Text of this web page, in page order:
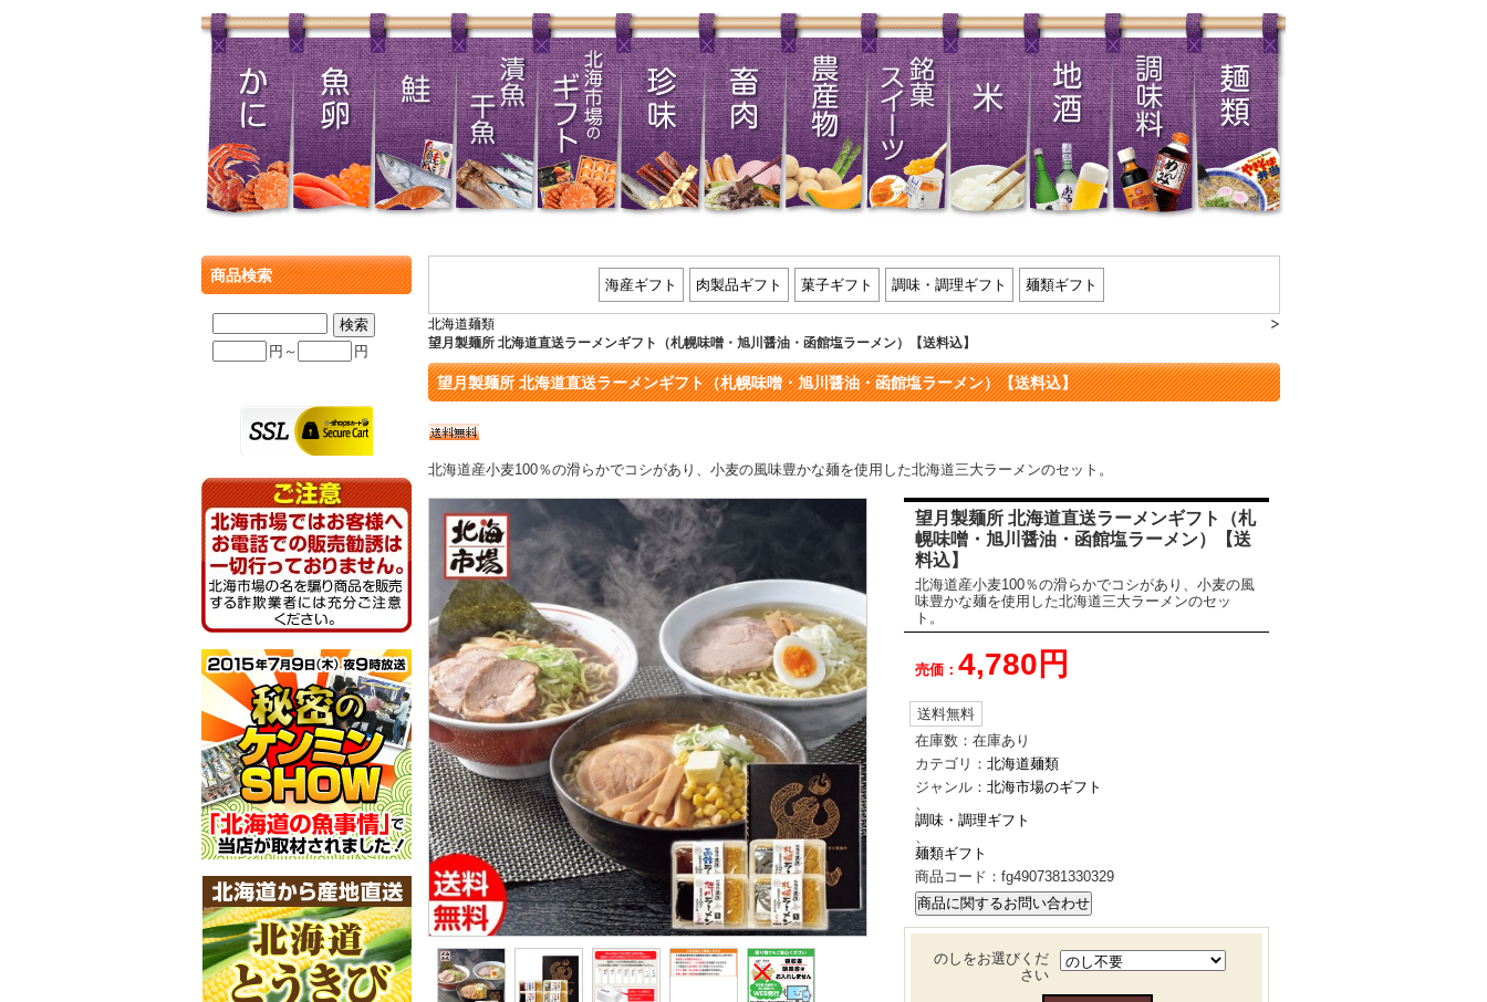
海産ギフト 肉製品ギフト 菓子ギフト 調味・調理ギフト 麺類ギフト
北海道麺類
望月製麺所 北海道直送ラーメンギフト（札幌味噌・旭川醤油・函館塩ラーメン）【送料込】
望月製麺所 北海道直送ラーメンギフト（札幌味噌・旭川醤油・函館塩ラーメン）【送料込】
北海道産小麦100％の滑らかでコシがあり、小麦の風味豊かな麺を使用した北海道三大ラーメンのセット。
望月製麺所 北海道直送ラーメンギフト（札
幌味噌・旭川醤油・函館塩ラーメン）【送
料込】
北海道産小麦100％の滑らかでコシがあり、小麦の風
味豊かな麺を使用した北海道三大ラーメンのセッ
ト。
売価： 4,780円
送料無料
在庫数： 在庫あり
カテゴリ： 北海道麺類
ジャンル： 北海市場のギフト
、
調味・調理ギフト
、
麺類ギフト
商品コード： fg4907381330329
のしをお選びくだ
さい
商品検索
円～ 円